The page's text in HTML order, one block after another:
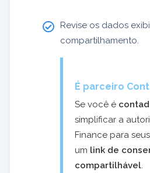
Revise os dados
compartilhamento.
É parceiro
Se você é
simplificar a
Finance para
um link de
compartilhável.